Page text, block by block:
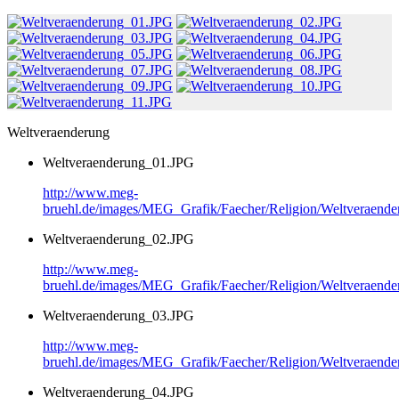
Weltveraenderung
Weltveraenderung_01.JPG
http://www.meg-
bruehl.de/images/MEG_Grafik/Faecher/Religion/
Weltveraenderung_02.JPG
http://www.meg-
bruehl.de/images/MEG_Grafik/Faecher/Religion/
Weltveraenderung_03.JPG
http://www.meg-
bruehl.de/images/MEG_Grafik/Faecher/Religion/
Weltveraenderung_04.JPG